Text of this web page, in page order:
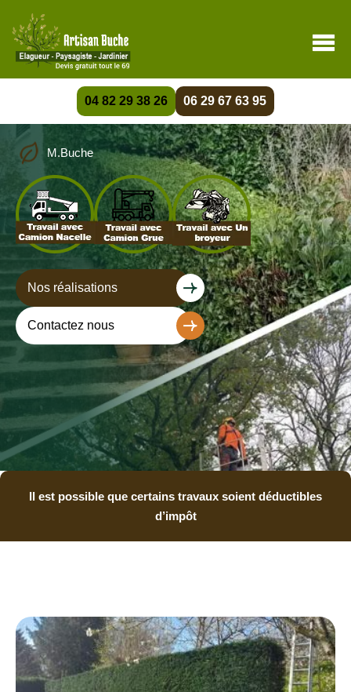
04 82 29 38 26 06 29 67 63 95
M.Buche
Nos réalisations
Contactez nous
Il est possible que certains travaux soient déductibles
d’impôt